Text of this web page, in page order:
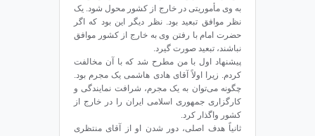
به وی مأموریتی در خارج از کشور محول شود. یک
نظر موافق تبعید بود. نظر دیگر این بود که اگر
حضرت امام با رفتن وی به خارج از کشور موافق
نباشند، تبعید صورت گیرد.
پیشنهاد اول با من مطرح شد که با آن مخالفت
کردم. زیرا اولاً آقای هادی هاشمی یک مجرم بود.
چگونه می‌توان به یک مجرم، شرافت نمایندگی و
کارگزاری جمهوری اسلامی ایران را در خارج از
کشور واگذار کرد.
ثانیاً هدف اصلی، دور شدن او از آقای منتظری